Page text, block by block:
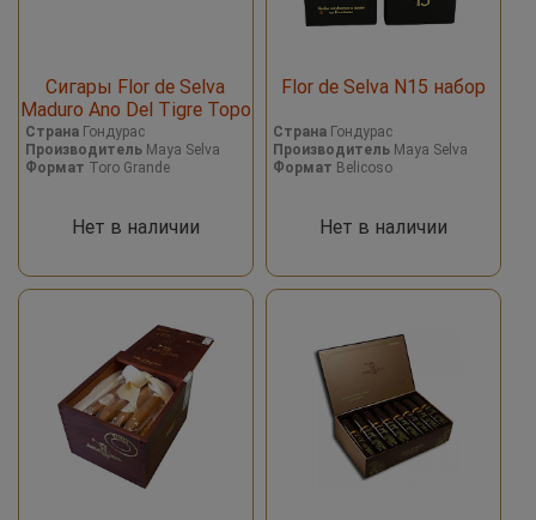
Сигары Flor de Selva
Maduro Ano Del Tigre Торо
Страна Гондурас
Производитель Maya Selva
Формат Toro Grande
Нет в наличии
Flor de Selva N15 набор
СтранаГондурас
ПроизводительMaya Selva
Формат Belicoso
Нет в наличии